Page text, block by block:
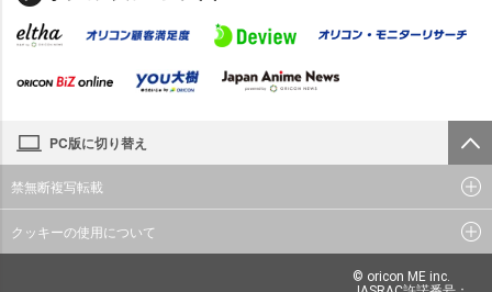
PC版に切り替え
禁無断複写転載
クッキーの使用について
© oricon ME inc.